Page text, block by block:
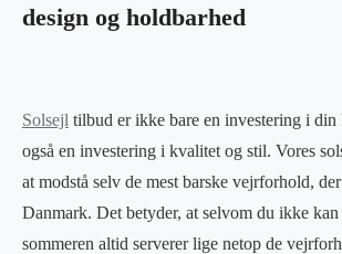
design og holdbarhed
Solsejl tilbud er ikke bare en investering i din
også en investering i kvalitet og stil. Vores
at modstå selv de mest barske vejrforhold,
Danmark. Det betyder, at selvom du ikke
sommeren altid serverer lige netop de